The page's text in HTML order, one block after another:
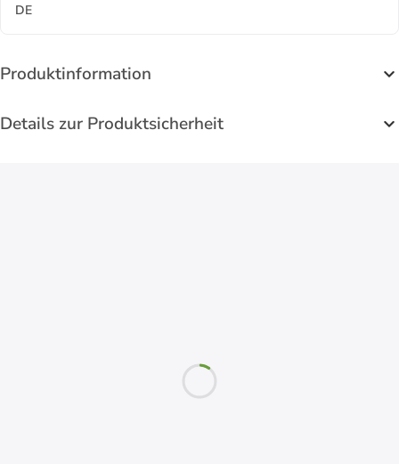
DE
Produktinformation
Details zur Produktsicherheit